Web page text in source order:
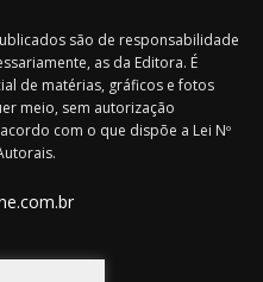
são de responsabilidade
as da Editora. É
de matérias, gráficos e fotos
meio, sem autorização
com o que dispõe a Lei Nº